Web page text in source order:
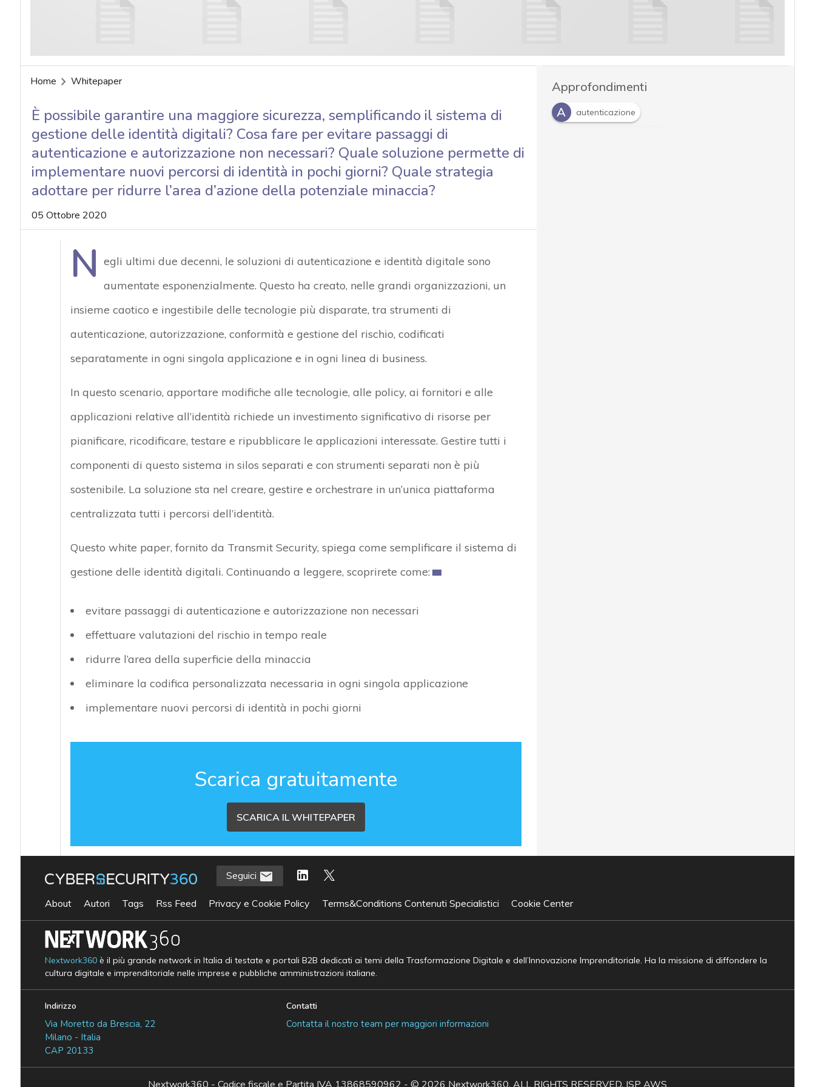
Home Whitepaper
È possibile garantire una maggiore sicurezza, semplificando il sistema di
gestione delle identità digitali? Cosa fare per evitare passaggi di
autenticazione e autorizzazione non necessari? Quale soluzione permette di
implementare nuovi percorsi di identità in pochi giorni? Quale strategia
adottare per ridurre l’area d’azione della potenziale minaccia?
05 Ottobre 2020
N egli ultimi due decenni, le soluzioni di autenticazione e identità digitale sono
aumentate esponenzialmente. Questo ha creato, nelle grandi organizzazioni, un
insieme caotico e ingestibile delle tecnologie più disparate, tra strumenti di
autenticazione, autorizzazione, conformità e gestione del rischio, codificati
separatamente in ogni singola applicazione e in ogni linea di business.
In questo scenario, apportare modifiche alle tecnologie, alle policy, ai fornitori e alle
applicazioni relative all’identità richiede un investimento significativo di risorse per
pianificare, ricodificare, testare e ripubblicare le applicazioni interessate. Gestire tutti i
componenti di questo sistema in silos separati e con strumenti separati non è più
sostenibile. La soluzione sta nel creare, gestire e orchestrare in un’unica piattaforma
centralizzata tutti i percorsi dell’identità.
Questo white paper, fornito da Transmit Security, spiega come semplificare il sistema di
gestione delle identità digitali. Continuando a leggere, scoprirete come:
evitare passaggi di autenticazione e autorizzazione non necessari
effettuare valutazioni del rischio in tempo reale
ridurre l’area della superficie della minaccia
eliminare la codifica personalizzata necessaria in ogni singola applicazione
implementare nuovi percorsi di identità in pochi giorni
Scarica gratuitamente
SCARICA IL WHITEPAPER
Approfondimenti
A
autenticazione
Seguici
About Autori Tags Rss Feed Privacy e Cookie Policy Terms&Conditions Contenuti Specialistici Cookie Center
Nextwork360è il più grande network in Italia di testate e portali B2B dedicati ai temi della Trasformazione Digitale e dell’Innovazione Imprenditoriale. Ha la missione di diffondere la
cultura digitale e imprenditoriale nelle imprese e pubbliche amministrazioni italiane.
Indirizzo
Via Moretto da Brescia, 22
Milano - Italia
CAP 20133
Contatti
Contatta il nostro team per maggiori informazioni